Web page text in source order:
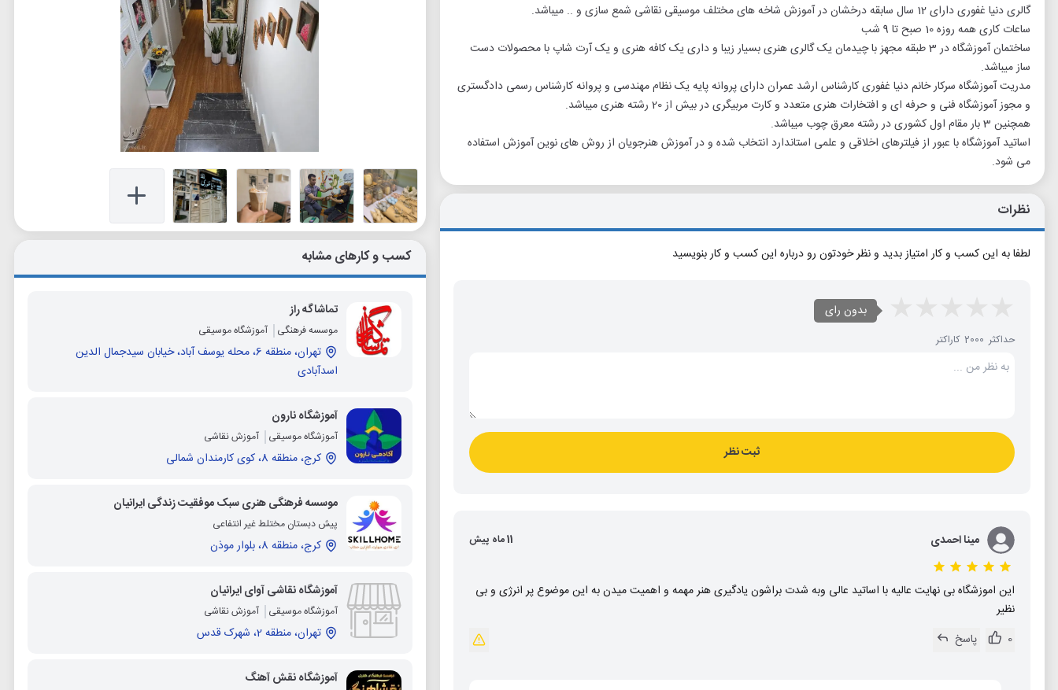
گالری دنیا غفوری دارای 12 سال سابقه درخشان در آموزش شاخه های مختلف موسیقی نقاشی شمع سازی و .. میباشد.
ساعات کاری همه روزه 10 صبح تا 9 شب
ساختمان آموزشگاه در 3 طبقه مجهز با چیدمان یک گالری هنری بسیار زیبا و داری یک کافه هنری و یک آرت شاپ با محصولات دست
ساز میباشد.
مدریت آموزشگاه سرکار خانم دنیا غفوری کارشناس ارشد عمران دارای پروانه پایه یک نظام مهندسی و پروانه کارشناس رسمی دادگستری
و مجوز آموزشگاه فنی و حرفه ای و افتخارات هنری متعدد و کارت مربیگری در بیش از 20 رشته هنری میباشد.
همچنین 3 بار مقام اول کشوری در رشته معرق چوب میباشد.
اساتید آموزشگاه با عبور از فیلترهای اخلاقی و علمی استاندارد انتخاب شده و در آموزش هنرجویان از روش های نوین آموزش استفاده
می شود.
نظرات
لطفا به این کسب و کار امتیاز بدید و نظر خودتون رو درباره این کسب و کار بنویسید
بدون رای
حداکثر 2000 کاراکتر
ثبت نظر
مینا احمدی 11 ماه پیش
این اموزشگاه بی نهایت عالیه با اساتید عالی وبه شدت براشون یادگیری هنر مهمه و اهمیت میدن به این موضوع پر انرژی و بی
نظیر
0
پاسخ
کسب و کارهای مشابه
تماشاگه راز
موسسه فرهنگی آموزشگاه موسیقی
تهران، منطقه 6، محله یوسف آباد، خیابان سیدجمال الدین
اسدآبادی
آموزشگاه نارون
آموزشگاه موسیقی آموزش نقاشی
کرج، منطقه 8، کوی کارمندان شمالی
موسسه فرهنگی هنری سبک موفقیت زندگی ایرانیان
پیش دبستان مختلط غیر انتفاعی
کرج، منطقه 8، بلوار موذن
آموزشگاه نقاشی آوای ایرانیان
آموزشگاه موسیقی آموزش نقاشی
تهران، منطقه 2، شهرک قدس
آموزشگاه نقش آهنگ